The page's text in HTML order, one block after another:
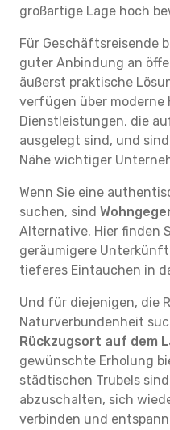
großartige Lage hoch
Für Geschäftsreisende
guter Anbindung an
äußerst praktische
verfügen über moderne
Dienstleistungen, die
ausgelegt sind, und
Nähe wichtiger
Wenn Sie eine
suchen, sind
Alternative. Hier finden
geräumigere
tieferes Eintauchen in
Und für diejenigen, die
Naturverbundenheit
Rückzugsort auf dem
gewünschte Erholung
städtischen Trubels
abzuschalten, sich
verbinden und